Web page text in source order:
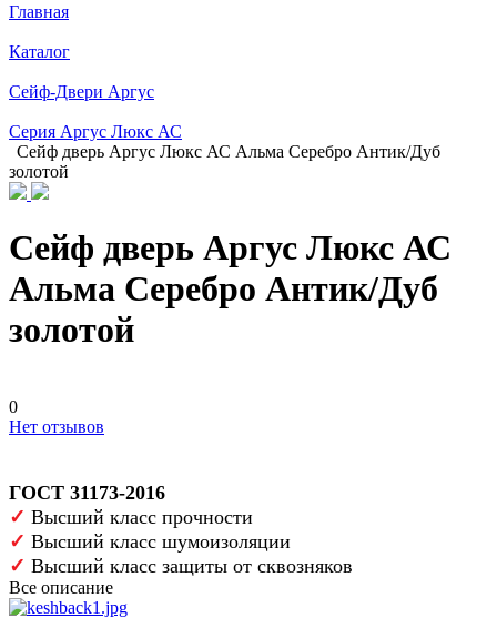
Главная
Каталог
Сейф-Двери Аргус
Серия Аргус Люкс АС
Сейф дверь Аргус Люкс АС Альма Серебро Антик/Дуб
золотой
Сейф дверь Аргус Люкс АС
Альма Серебро Антик/Дуб
золотой
0
Нет отзывов
ГОСТ 31173-2016
✓ Высший класс прочности
✓ Высший класс шумоизоляции
✓ Высший класс защиты от сквозняков
Все описание